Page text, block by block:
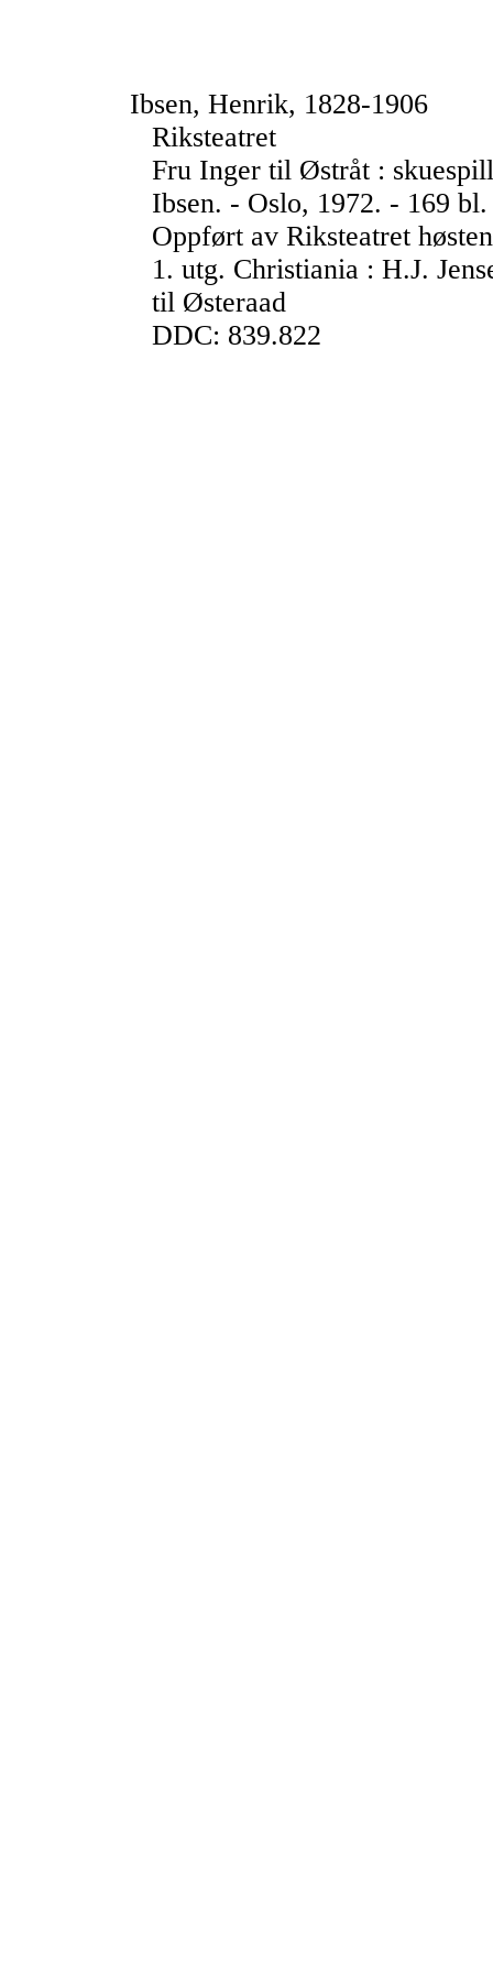
Ibsen, Henrik, 1828-1906
Riksteatret
Fru Inger til Østråt :
Ibsen. - Oslo, 1972. - 169 bl.
Oppført av Riksteatret
1. utg. Christiania : H.J.
til Østeraad
DDC: 839.822